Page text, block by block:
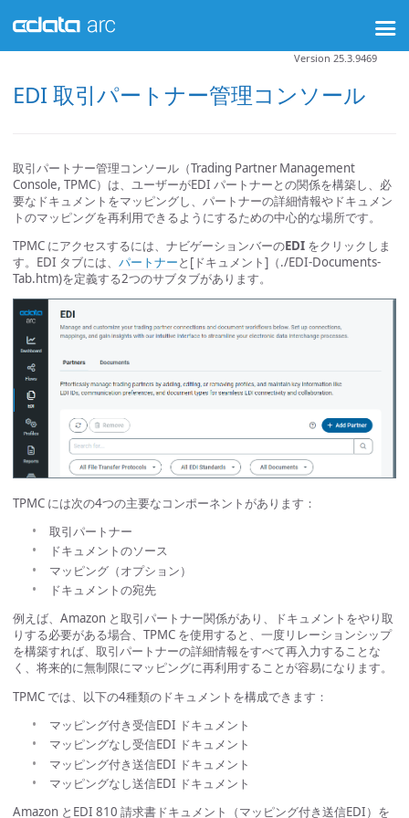
EDI 取引パートナー管理コンソール
Version 25.3.9469
取引パートナー管理コンソール（Trading Partner Management
Console, TPMC）は、ユーザーがEDI パートナーとの関係を構築し、必
要なドキュメントをマッピングし、パートナーの詳細情報やドキュメン
トのマッピングを再利用できるようにするための中心的な場所です。
TPMC にアクセスするには、ナビゲーションバーのEDI をクリックしま
す。EDI タブには、 パートナーと[ドキュメント]（./EDI-Documents-
Tab.htm)を定義する2つのサブタブがあります。
TPMC には次の4つの主要なコンポーネントがあります：
取引パートナー
ドキュメントのソース
マッピング（オプション）
ドキュメントの宛先
例えば、Amazon と取引パートナー関係があり、ドキュメントをやり取
りする必要がある場合、TPMC を使用すると、一度リレーションシップ
を構築すれば、取引パートナーの詳細情報をすべて再入力することな
く、将来的に無制限にマッピングに再利用することが容易になります。
TPMC では、以下の4種類のドキュメントを構成できます：
マッピング付き受信EDI ドキュメント
マッピングなし受信EDI ドキュメント
マッピング付き送信EDI ドキュメント
マッピングなし送信EDI ドキュメント
Amazon とEDI 810 請求書ドキュメント（マッピング付き送信EDI）を